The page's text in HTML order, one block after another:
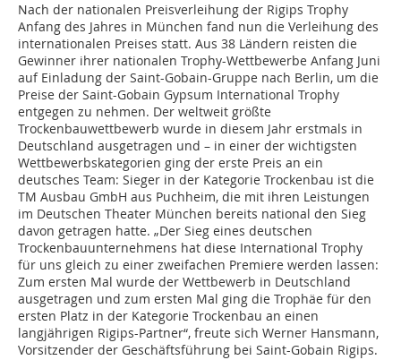
Nach der nationalen Preisverleihung der Rigips Trophy
Anfang des Jahres in München fand nun die Verleihung des
internationalen Preises statt. Aus 38 Ländern reisten die
Gewinner ihrer nationalen Trophy-Wettbewerbe Anfang Juni
auf Einladung der Saint-Gobain-Gruppe nach Berlin, um die
Preise der Saint-Gobain Gypsum International Trophy
entgegen zu nehmen. Der weltweit größte
Trockenbauwettbewerb wurde in diesem Jahr erstmals in
Deutschland ausgetragen und – in einer der wichtigsten
Wettbewerbskategorien ging der erste Preis an ein
deutsches Team: Sieger in der Kategorie Trockenbau ist die
TM Ausbau GmbH aus Puchheim, die mit ihren Leistungen
im Deutschen Theater München bereits national den Sieg
davon getragen hatte. „Der Sieg eines deutschen
Trockenbauunternehmens hat diese International Trophy
für uns gleich zu einer zweifachen Premiere werden lassen:
Zum ersten Mal wurde der Wettbewerb in Deutschland
ausgetragen und zum ersten Mal ging die Trophäe für den
ersten Platz in der Kategorie Trockenbau an einen
langjährigen Rigips-Partner“, freute sich Werner Hansmann,
Vorsitzender der Geschäftsführung bei Saint-Gobain Rigips.